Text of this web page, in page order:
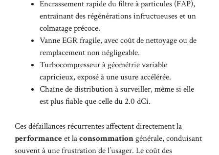
Encrassement rapide du filtre à particules (FAP),
entraînant des régénérations infructueuses et un
colmatage précoce.
Vanne EGR fragile, avec coût de nettoyage ou de
remplacement non négligeable.
Turbocompresseur à géométrie variable
capricieux, exposé à une usure accélérée.
Chaîne de distribution à surveiller, même si elle
est plus fiable que celle du 2.0 dCi.
Ces défaillances récurrentes affectent directement la
performanceet laconsommationgénérale, conduisant
souvent à une frustration de l’usager. Le coût des